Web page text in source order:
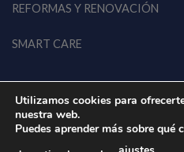
REFORMAS Y RENOVACIÓN
SMART CARE
Utilizamos cookies para
nuestra web.
Puedes aprender más sobre